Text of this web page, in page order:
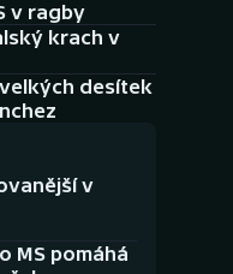
v ragby
krach v
desítek
v
MS pomáhá